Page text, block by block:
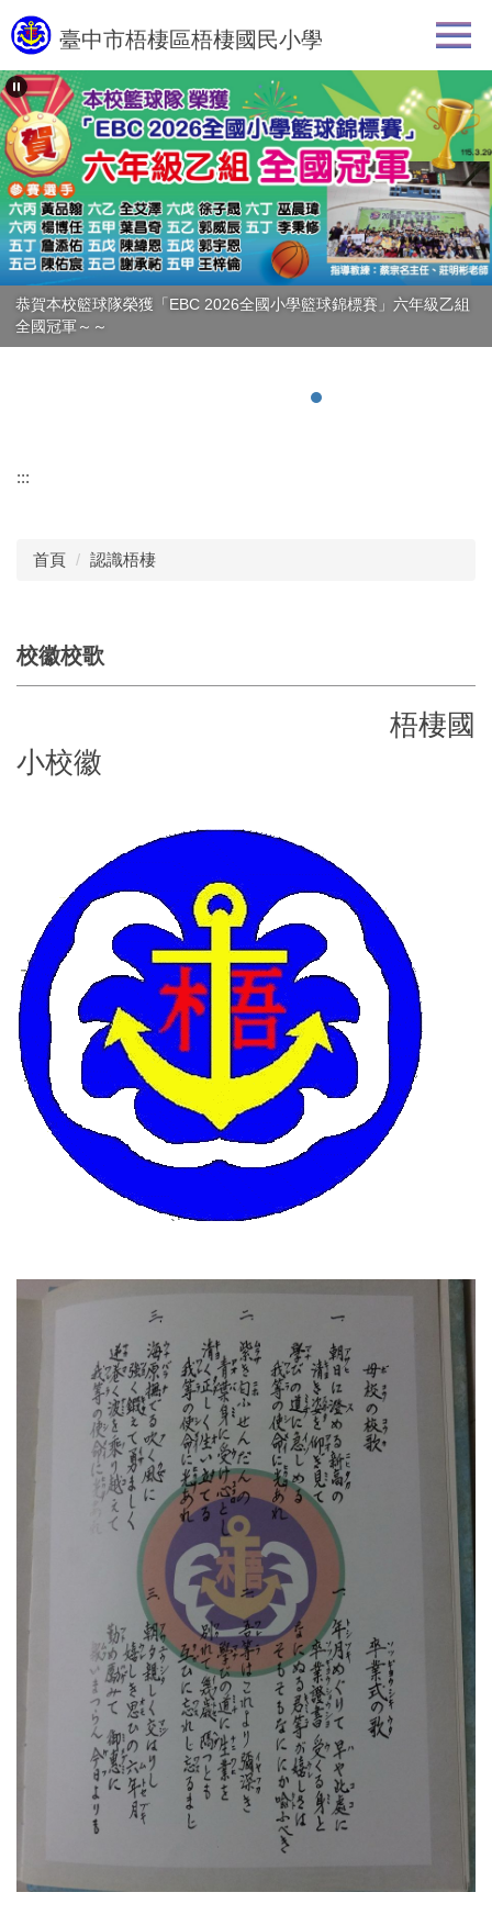
跳
到
要
內
容
區
臺中市梧棲區梧棲國民小學
乙組 114學年度梧棲國小教職員合影
:::
首頁 認識梧棲
校徽校歌
梧棲國
小校徽